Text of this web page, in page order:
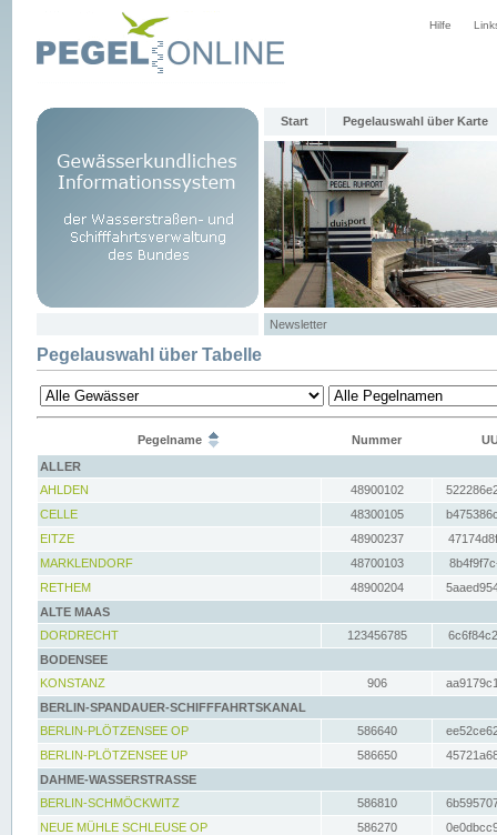
Hilfe
Start Pegelauswahl über Karte
Newsletter
Pegelauswahl über Tabelle
Pegelname Nummer
ALLER
AHLDEN
48900102
CELLE
48300105
EITZE
48900237
MARKLENDORF
48700103
RETHEM
48900204
ALTE MAAS
DORDRECHT
123456785
BODENSEE
KONSTANZ
906
BERLIN-SPANDAUER-SCHIFFFAHRTSKANAL
BERLIN-PLÖTZENSEE OP
586640
BERLIN-PLÖTZENSEE UP
586650
DAHME-WASSERSTRASSE
BERLIN-SCHMÖCKWITZ
586810
NEUE MÜHLE SCHLEUSE OP
586270